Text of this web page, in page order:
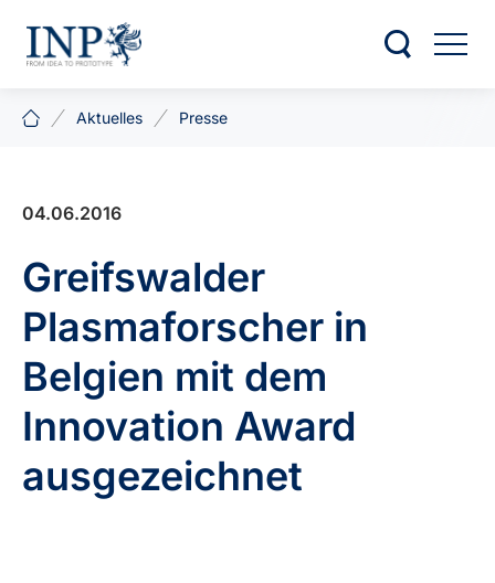
Aktuelles Presse
04.06.2016
Greifswalder
Plasmaforscher in
Belgien mit dem
Innovation Award
ausgezeichnet